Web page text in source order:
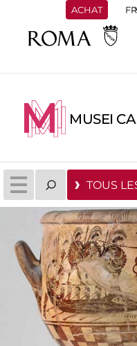
ACHAT
MUSEI
TOUS